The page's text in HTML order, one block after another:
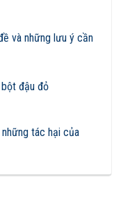
và những lưu ý cần
đậu đỏ
tác hại của